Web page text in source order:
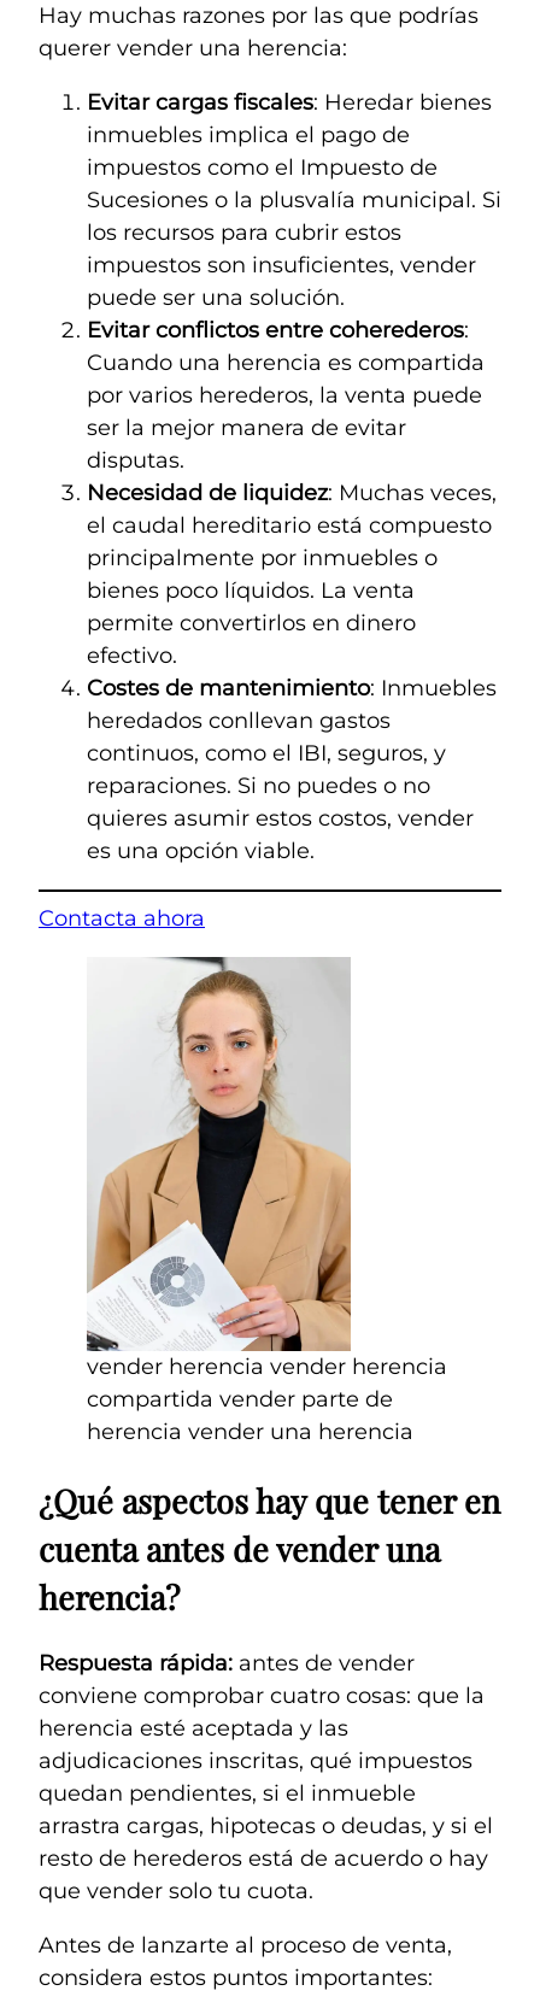
Hay muchas razones por las que podrías
querer vender una herencia:
Evitar cargas fiscales: Heredar bienes
inmuebles implica el pago de
impuestos como el Impuesto de
Sucesiones o la plusvalía municipal. Si
los recursos para cubrir estos
impuestos son insuficientes, vender
puede ser una solución.
Evitar conflictos entre coherederos:
Cuando una herencia es compartida
por varios herederos, la venta puede
ser la mejor manera de evitar
disputas.
Necesidad de liquidez: Muchas veces,
el caudal hereditario está compuesto
principalmente por inmuebles o
bienes poco líquidos. La venta
permite convertirlos en dinero
efectivo.
Costes de mantenimiento: Inmuebles
heredados conllevan gastos
continuos, como el IBI, seguros, y
reparaciones. Si no puedes o no
quieres asumir estos costos, vender
es una opción viable.
Contacta ahora
vender herencia vender herencia
compartida vender parte de
herencia vender una herencia
¿Qué aspectos hay que tener en
cuenta antes de vender una
herencia?
Respuesta rápida: antes de vender
conviene comprobar cuatro cosas: que la
herencia esté aceptada y las
adjudicaciones inscritas, qué impuestos
quedan pendientes, si el inmueble
arrastra cargas, hipotecas o deudas, y si el
resto de herederos está de acuerdo o hay
que vender solo tu cuota.
Antes de lanzarte al proceso de venta,
considera estos puntos importantes: